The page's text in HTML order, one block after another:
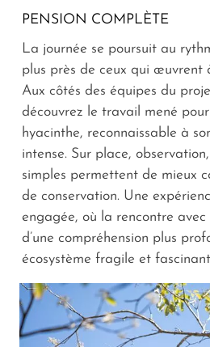
PENSION COMPLÈTE
La journée se poursuit au
plus près de ceux qui œuvrent
Aux côtés des équipes du
découvrez le travail mené
hyacinthe, reconnaissable à
intense. Sur place,
simples permettent de mieux
de conservation. Une
engagée, où la rencontre
d’une compréhension plus
écosystème fragile et